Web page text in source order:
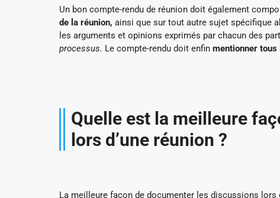
Un bon compte-rendu de réunion doit également
de la réunion, ainsi que sur tout autre sujet spécifique
les arguments et opinions exprimés par chacun des
processus. Le compte-rendu doit enfin mentionner
Quelle est la meilleure
lors d’une réunion ?
La meilleure façon de documenter les discussions lors